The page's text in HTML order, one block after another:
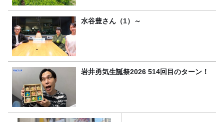
水谷豊さん（1）～
岩井勇気生誕祭2026 514回目のターン！